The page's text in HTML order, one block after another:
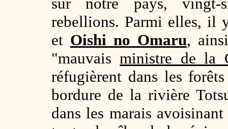
rebellions. Parmi elles, il
et Oishi no Omaru,
"mauvaisministre de la
réfugièrent dans les
bordure de la rivière
dans les marais avoisinant